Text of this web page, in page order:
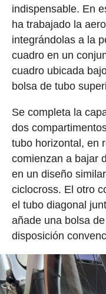
indispensable. En
ha trabajado la
integrándolas a la
cuadro en un
cuadro ubicada
bolsa de tubo
Se completa la
dos
tubo horizontal, en
comienzan a bajar
en un diseño
ciclocross. El otro
el tubo diagonal
añade una bolsa
disposición